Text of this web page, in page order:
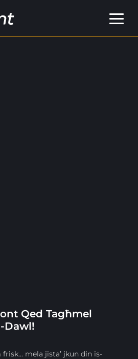
Qed Tagħmel
Dawl!
mela jista’ jkun din is-